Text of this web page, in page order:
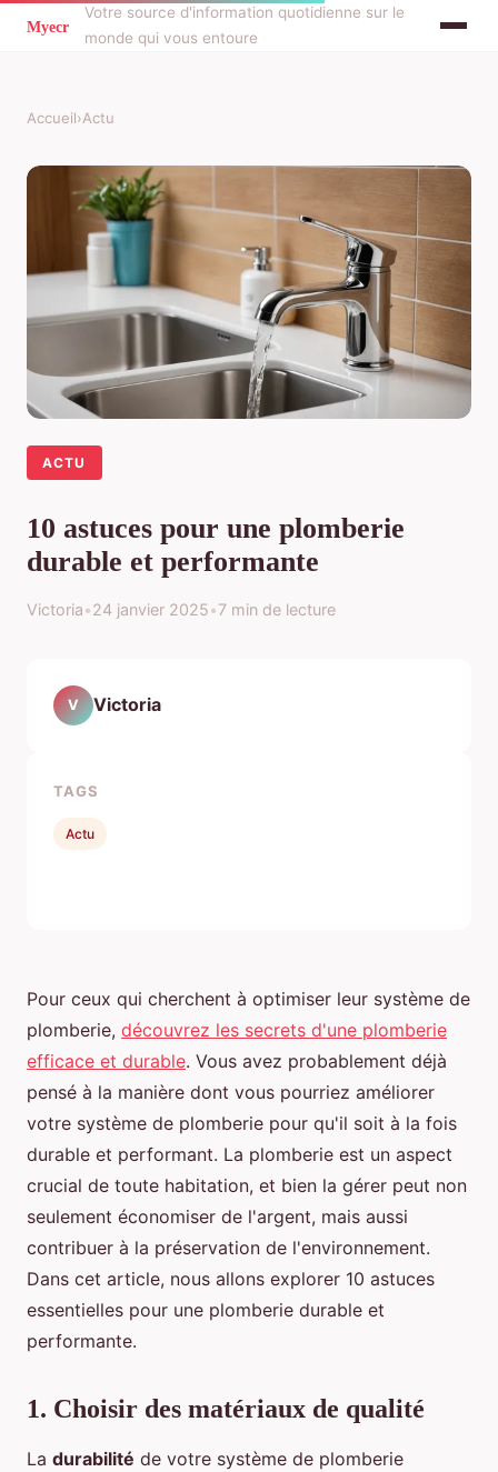
Votre source d'information quotidienne sur le
monde qui vous entoure
Accueil›Actu
ACTU
10 astuces pour une plomberie
durable et performante
Victoria•24 janvier 2025•7 min de lecture
Pour ceux qui cherchent à optimiser leur système de
plomberie, découvrez les secrets d'une plomberie
efficace et durable. Vous avez probablement déjà
pensé à la manière dont vous pourriez améliorer
votre système de plomberie pour qu'il soit à la fois
durable et performant. La plomberie est un aspect
crucial de toute habitation, et bien la gérer peut non
seulement économiser de l'argent, mais aussi
contribuer à la préservation de l'environnement.
Dans cet article, nous allons explorer 10 astuces
essentielles pour une plomberie durable et
performante.
1. Choisir des matériaux de qualité
La durabilité de votre système de plomberie
V Victoria
TAGS
Actu